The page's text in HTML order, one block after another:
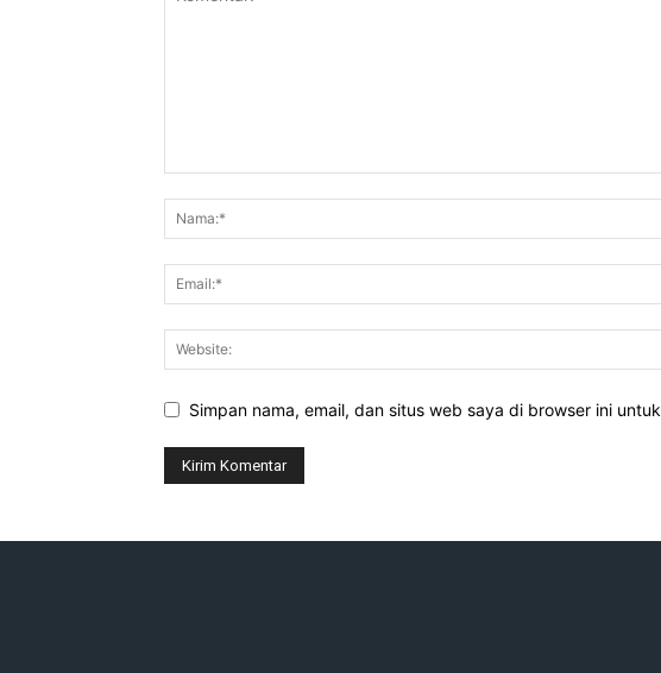
Simpan nama, email, dan situs web saya di browser ini